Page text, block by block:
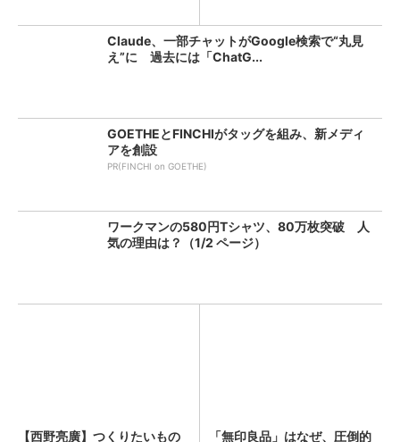
Claude、一部チャットがGoogle検索で“丸見
え”に 過去には「ChatG...
GOETHEとFINCHIがタッグを組み、新メディ
アを創設
PR(FINCHI on GOETHE)
ワークマンの580円Tシャツ、80万枚突破 人
気の理由は？（1/2 ページ）
【西野亮廣】つくりたいもの 「無印良品」はなぜ、圧倒的